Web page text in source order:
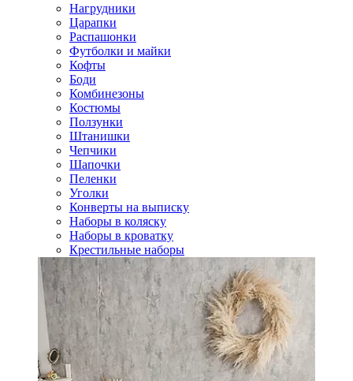
Нагрудники
Царапки
Распашонки
Футболки и майки
Кофты
Боди
Комбинезоны
Костюмы
Ползунки
Штанишки
Чепчики
Шапочки
Пеленки
Уголки
Конверты на выписку
Наборы в коляску
Наборы в кроватку
Крестильные наборы